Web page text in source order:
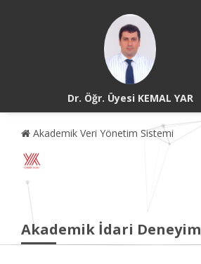
Dr. Öğr. Üyesi KEMAL YAR
Akademik Veri Yönetim Sistemi
Akademik İdari Deneyim